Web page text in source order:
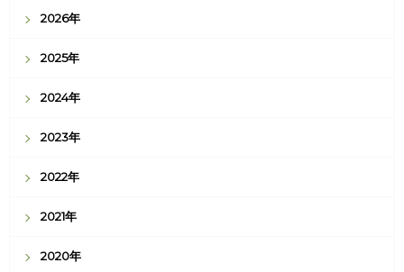
2026年
2025年
2024年
2023年
2022年
2021年
2020年